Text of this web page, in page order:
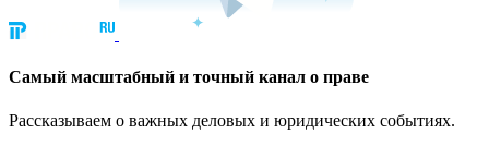
Cамый масштабный и точный канал о праве
Рассказываем о важных деловых и юридических событиях.